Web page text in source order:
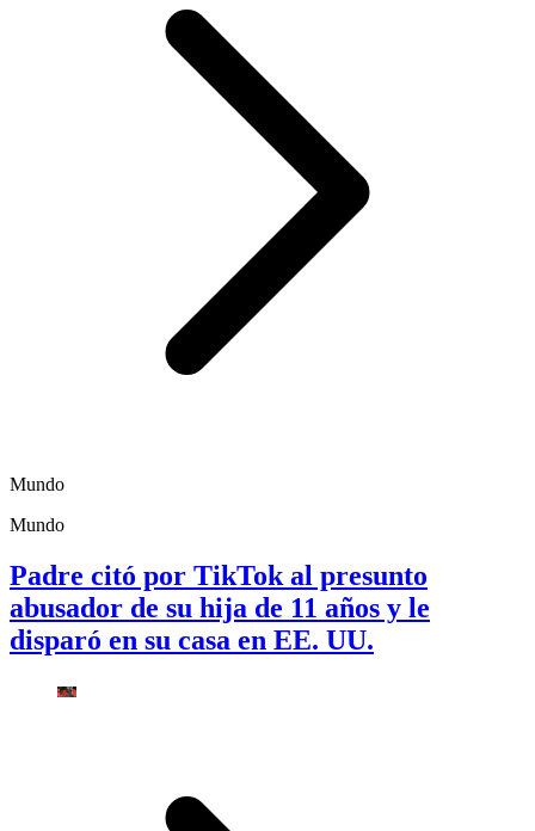
Mundo
Mundo
Padre citó por TikTok al presunto
abusador de su hija de 11 años y le
disparó en su casa en EE. UU.